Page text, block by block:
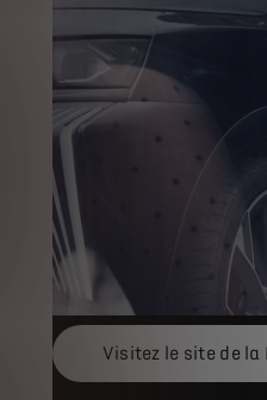
Visitez le site de la